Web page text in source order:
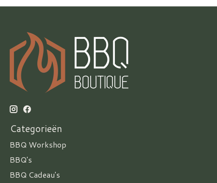
Categorieën
BBQ Workshop
BBQ's
BBQ Cadeau's